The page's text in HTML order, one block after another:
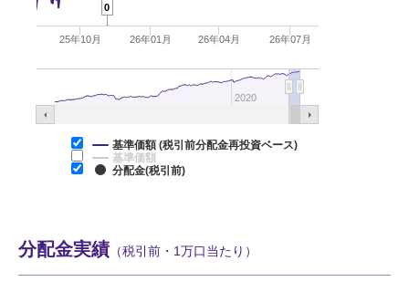
0
26年01月 26年07月
25年10月 26年04月
2020
基準価額 (税引前分配金再投資ベース)
基準価額
分配金(税引前)
分配金実績（税引前・1万口当たり）